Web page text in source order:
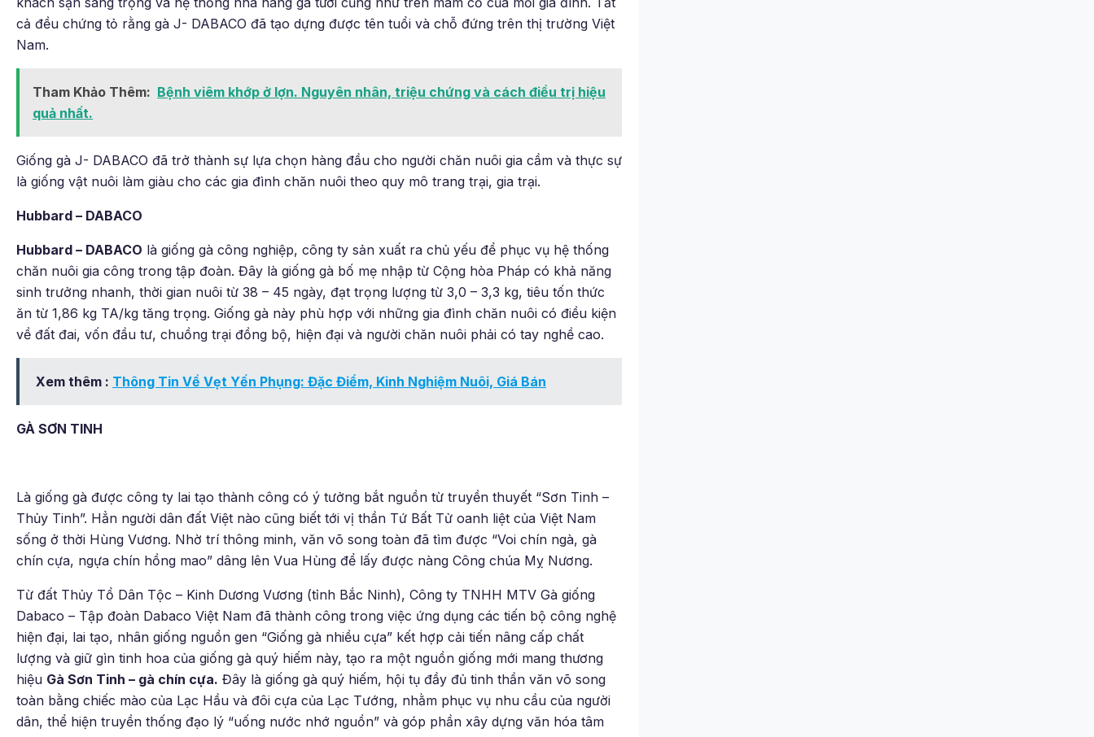
cả đều chứng tỏ rằng gà J- DABACO đã tạo dựng được tên tuổi và chỗ đứng trên thị trường Việt
Nam.
Tham Khảo Thêm: Bệnh viêm khớp ở lợn. Nguyên nhân, triệu chứng và cách điều trị hiệu
quả nhất.
Giống gà J- DABACO đã trở thành sự lựa chọn hàng đầu cho người chăn nuôi gia cầm và thực sự
là giống vật nuôi làm giàu cho các gia đình chăn nuôi theo quy mô trang trại, gia trại.
Hubbard – DABACO
Hubbard – DABACO là giống gà công nghiệp, công ty sản xuất ra chủ yếu để phục vụ hệ thống
chăn nuôi gia công trong tập đoàn. Đây là giống gà bố mẹ nhập từ Cộng hòa Pháp có khả năng
sinh trưởng nhanh, thời gian nuôi từ 38 – 45 ngày, đạt trọng lượng từ 3,0 – 3,3 kg, tiêu tốn thức
ăn từ 1,86 kg TA/kg tăng trọng. Giống gà này phù hợp với những gia đình chăn nuôi có điều kiện
về đất đai, vốn đầu tư, chuồng trại đồng bộ, hiện đại và người chăn nuôi phải có tay nghề cao.
Xem thêm : Thông Tin Về Vẹt Yến Phụng: Đặc Điểm, Kinh Nghiệm Nuôi, Giá Bán
GÀ SƠN TINH
Là giống gà được công ty lai tạo thành công có ý tưởng bắt nguồn từ truyền thuyết “Sơn Tinh –
Thủy Tinh”. Hẳn người dân đất Việt nào cũng biết tới vị thần Tứ Bất Tử oanh liệt của Việt Nam
sống ở thời Hùng Vương. Nhờ trí thông minh, văn võ song toàn đã tìm được “Voi chín ngà, gà
chín cựa, ngựa chín hồng mao” dâng lên Vua Hùng để lấy được nàng Công chúa Mỵ Nương.
Từ đất Thủy Tổ Dân Tộc – Kinh Dương Vương (tỉnh Bắc Ninh), Công ty TNHH MTV Gà giống
Dabaco – Tập đoàn Dabaco Việt Nam đã thành công trong việc ứng dụng các tiến bộ công nghệ
hiện đại, lai tạo, nhân giống nguồn gen “Giống gà nhiều cựa” kết hợp cải tiến nâng cấp chất
lượng và giữ gìn tinh hoa của giống gà quý hiếm này, tạo ra một nguồn giống mới mang thương
hiệu Gà Sơn Tinh – gà chín cựa. Đây là giống gà quý hiếm, hội tụ đầy đủ tinh thần văn võ song
toàn bằng chiếc mào của Lạc Hầu và đôi cựa của Lạc Tướng, nhằm phục vụ nhu cầu của người
dân, thể hiện truyền thống đạo lý “uống nước nhớ nguồn” và góp phần xây dựng văn hóa tâm